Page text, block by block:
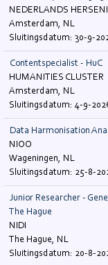
NEDERLANDS
Amsterdam, NL
30-9-
Contentspecialist - HuC
HUMANITIES CLUSTER
Amsterdam, NL
4-9-
Data Harmonisation
NIOO
Wageningen, NL
25-8-
Junior Researcher -
The Hague
NIDI
The Hague, NL
20-8-